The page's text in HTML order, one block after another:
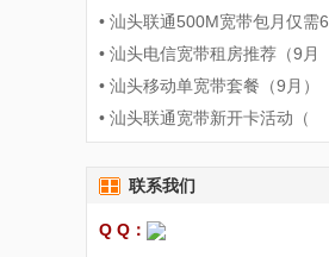
• 汕头联通500M宽带包月仅需6
• 汕头电信宽带租房推荐（9月
• 汕头移动单宽带套餐（9月）
• 汕头联通宽带新开卡活动（
联系我们
Q Q：